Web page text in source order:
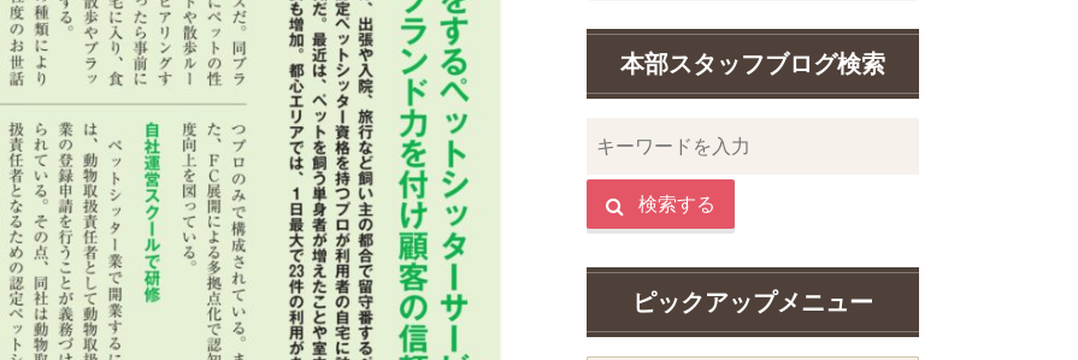
本部スタッフブログ検索
検索する
ピックアップメニュー